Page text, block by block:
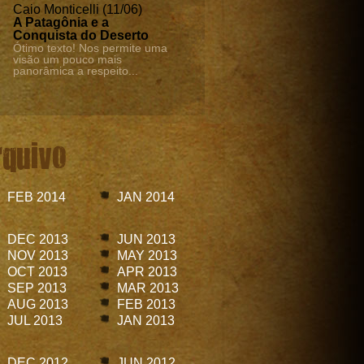
Caio Monticelli (11/06)
A Patagônia e a
Conquista do Deserto
Ótimo texto! Nos permite uma
visão um pouco mais
panorâmica a respeito...
FEB 2014 JAN 2014
DEC 2013
NOV 2013
OCT 2013
SEP 2013
AUG 2013
JUL 2013
JUN 2013
MAY 2013
APR 2013
MAR 2013
FEB 2013
JAN 2013